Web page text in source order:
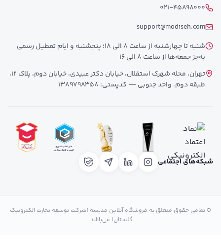
021-45898000
support@modiseh.com
شنبه تا چهارشنبه از ساعت 8 الی 18؛ پنجشنبه و ایام تعطیل رسمی
به‌جز جمعه‌ها از ساعت 8 الی 16
تهران، محله شهرک استقلال، خیابان دکتر عبیدی، خیابان دوم، پلاک 12،
طبقه دوم، واحد جنوبی — کدپستی: 1389798358
شبکه‌های اجتماعی
© تمامی حقوق متعلق به فروشگاه آنلاین مدیسه (شرکت توسعه تجارت الکترونیک
گلستان) می‌باشد.